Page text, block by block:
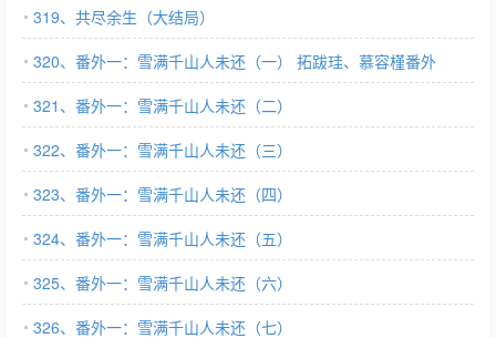
319、共尽余生（大结局）
320、番外一：雪满千山人未还（一） 拓跋珪、慕容槿番外
321、番外一：雪满千山人未还（二）
322、番外一：雪满千山人未还（三）
323、番外一：雪满千山人未还（四）
324、番外一：雪满千山人未还（五）
325、番外一：雪满千山人未还（六）
326、番外一：雪满千山人未还（七）